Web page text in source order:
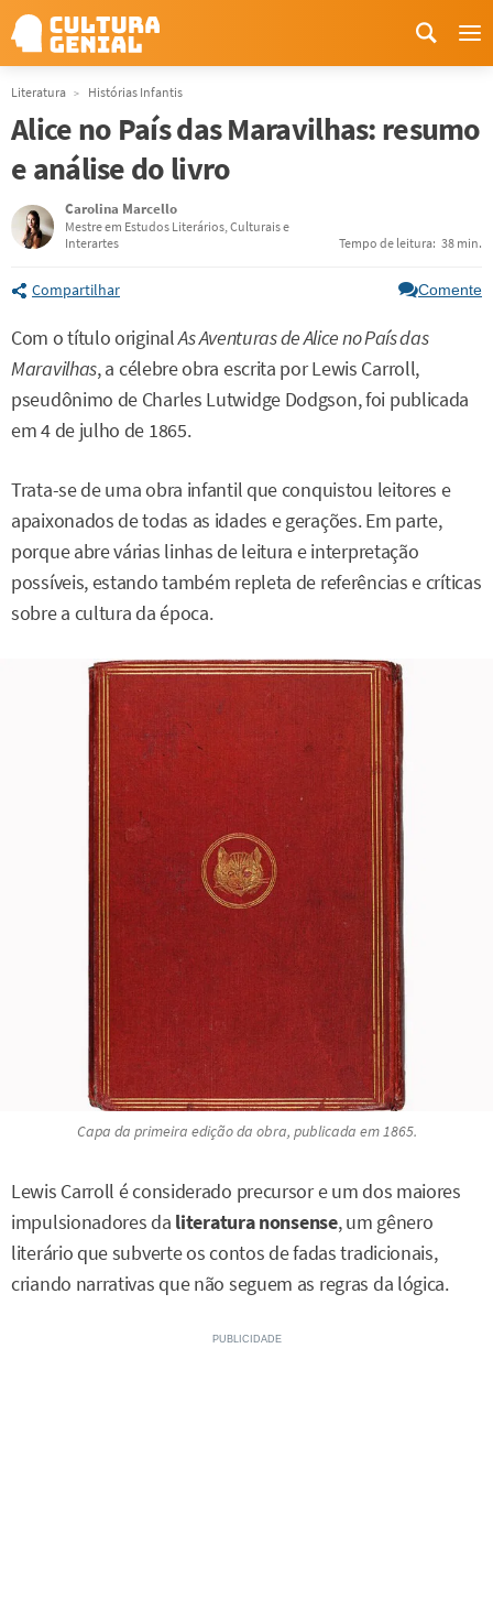
Literatura Histórias Infantis
Alice no País das Maravilhas: resumo
e análise do livro
Carolina Marcello
Mestre em Estudos Literários, Culturais e
Interartes
Tempo de leitura: 38 min.
Compartilhar Comente
Com o título originalAs Aventuras de Alice no País das
Maravilhas, a célebre obra escrita por Lewis Carroll,
pseudônimo de Charles Lutwidge Dodgson, foi publicada
em 4 de julho de 1865.
Trata-se de uma obra infantil que conquistou leitores e
apaixonados de todas as idades e gerações. Em parte,
porque abre várias linhas de leitura e interpretação
possíveis, estando também repleta de referências e críticas
sobre a cultura da época.
Capa da primeira edição da obra, publicada em 1865.
Lewis Carroll é considerado precursor e um dos maiores
impulsionadores da literatura nonsense, um gênero
literário que subverte os contos de fadas tradicionais,
criando narrativas que não seguem as regras da lógica.